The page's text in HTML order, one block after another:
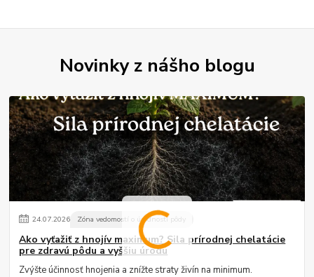
Novinky z nášho blogu
24.07.2026 Zóna vedomostí o úrodností pôdy
Ako vyťažiť z hnojív maximum? Sila prírodnej chelatácie
pre zdravú pôdu a vyššiu úrodu
Zvýšte účinnosť hnojenia a znížte straty živín na minimum.